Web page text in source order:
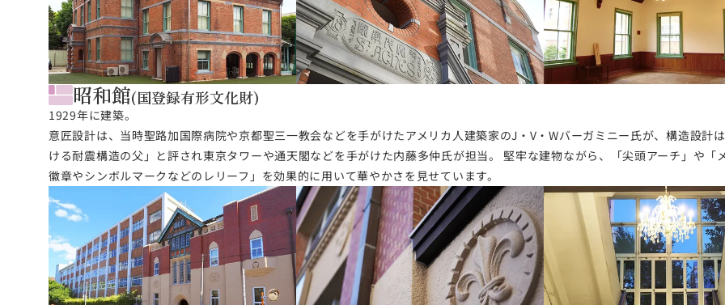
昭和館(国登録有形文化財)
1929年に建築。
意匠設計は、当時聖路加国際病院や京都聖三一教会などを手がけたアメリカ人建築家のJ・V・Wバーガミニー氏が、構造設計
ける耐震構造の父」と評され東京タワーや通天閣などを手がけた内藤多仲氏が担当。 堅牢な建物ながら、「尖頭アーチ」や
徽章やシンボルマークなどのレリーフ」を効果的に用いて華やかさを見せています。